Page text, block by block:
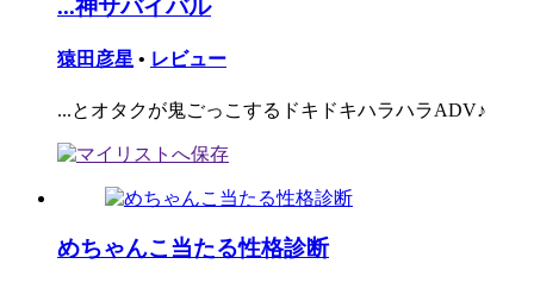
...神サバイバル
猿田彦星 • レビュー
...とオタクが鬼ごっこするドキドキハラハラADV♪
めちゃんこ当たる性格診断